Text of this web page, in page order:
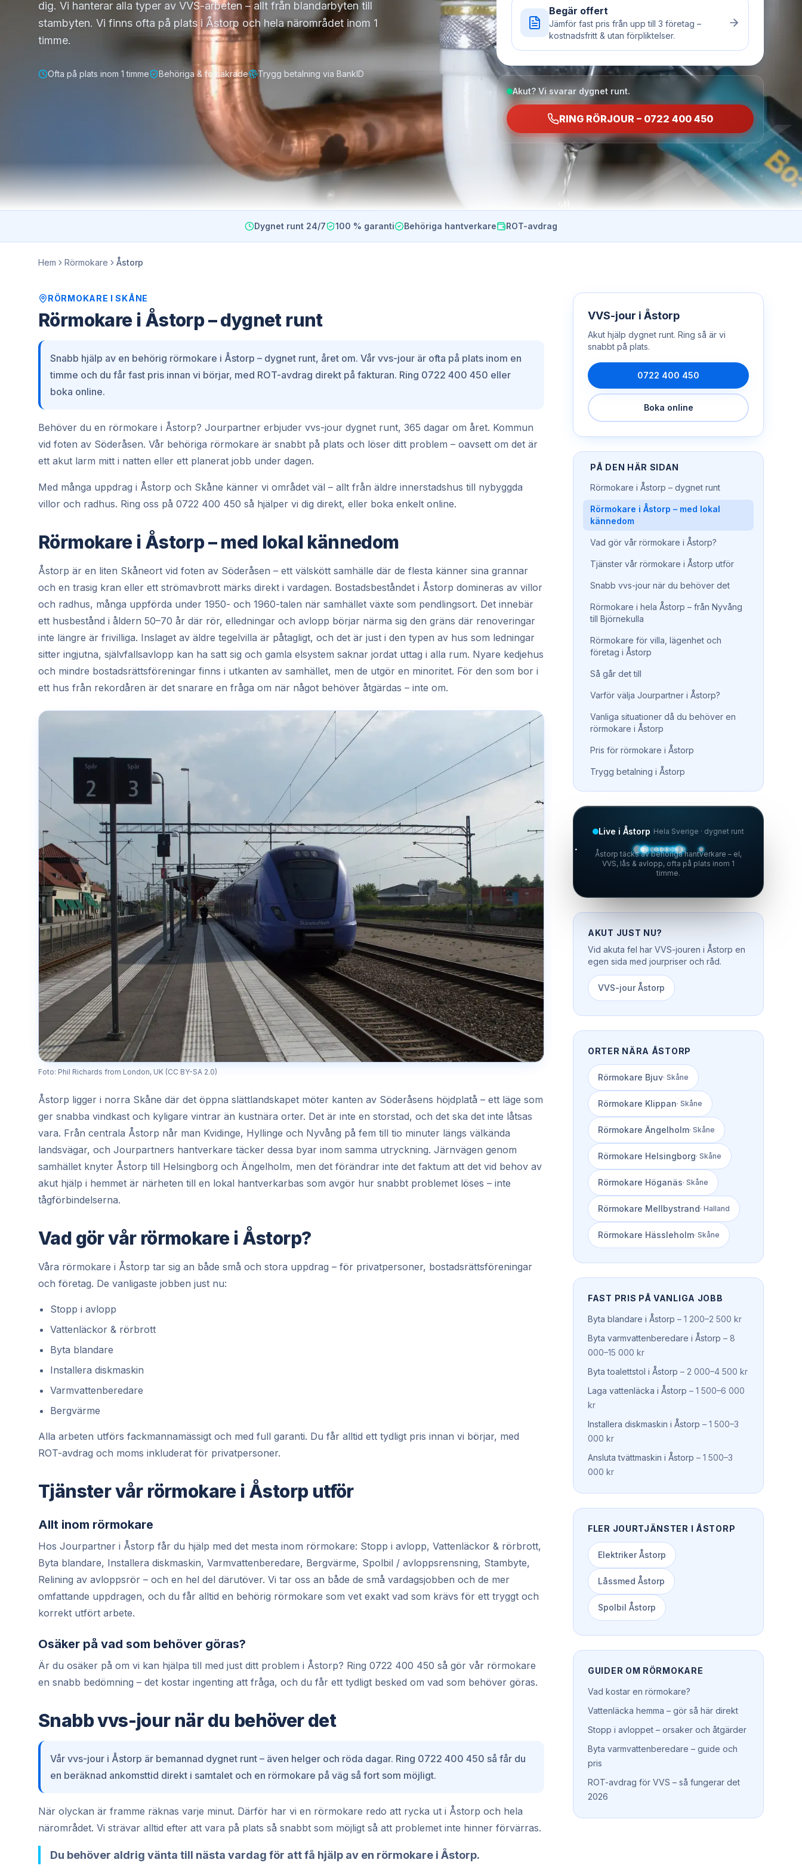
dig. Vi hanterar alla typer av VVS-arbeten – allt från blandarbyten till
stambyten. Vi finns ofta på plats i Åstorp och hela närområdet inom 1
timme.
Ofta på plats inom 1 timme Behöriga & försäkrade Trygg betalning via BankID
Begär offert
Jämför fast pris från upp till 3 företag –
kostnadsfritt & utan förpliktelser.
Akut? Vi svarar dygnet runt.
RING RÖRJOUR – 0722 400 450
Dygnet runt 24/7 100 % garanti Behöriga hantverkare ROT-avdrag
Hem Rörmokare Åstorp
RÖRMOKARE ISKÅNE
Rörmokare i Åstorp – dygnet runt
Snabb hjälp av en behörig rörmokare i Åstorp – dygnet runt, året om. Vår vvs-jour är ofta på plats inom en
timme och du får fast pris innan vi börjar, med ROT-avdrag direkt på fakturan. Ring 0722 400 450 eller
boka online.
Behöver du en rörmokare i Åstorp? Jourpartner erbjuder vvs-jour dygnet runt, 365 dagar om året. Kommun
vid foten av Söderåsen. Vår behöriga rörmokare är snabbt på plats och löser ditt problem – oavsett om det är
ett akut larm mitt i natten eller ett planerat jobb under dagen.
Med många uppdrag i Åstorp och Skåne känner vi området väl – allt från äldre innerstadshus till nybyggda
villor och radhus. Ring oss på 0722 400 450 så hjälper vi dig direkt, eller boka enkelt online.
Rörmokare i Åstorp – med lokal kännedom
Åstorp är en liten Skåneort vid foten av Söderåsen – ett välskött samhälle där de flesta känner sina grannar
och en trasig kran eller ett strömavbrott märks direkt i vardagen. Bostadsbeståndet i Åstorp domineras av villor
och radhus, många uppförda under 1950- och 1960-talen när samhället växte som pendlingsort. Det innebär
ett husbestånd i åldern 50–70 år där rör, elledningar och avlopp börjar närma sig den gräns där renoveringar
inte längre är frivilliga. Inslaget av äldre tegelvilla är påtagligt, och det är just i den typen av hus som ledningar
sitter ingjutna, självfallsavlopp kan ha satt sig och gamla elsystem saknar jordat uttag i alla rum. Nyare kedjehus
och mindre bostadsrättsföreningar finns i utkanten av samhället, men de utgör en minoritet. För den som bor i
ett hus från rekordåren är det snarare en fråga om när något behöver åtgärdas – inte om.
Foto: Phil Richards from London, UK (CC BY-SA 2.0)
Åstorp ligger i norra Skåne där det öppna slättlandskapet möter kanten av Söderåsens höjdplatå – ett läge som
ger snabba vindkast och kyligare vintrar än kustnära orter. Det är inte en storstad, och det ska det inte låtsas
vara. Från centrala Åstorp når man Kvidinge, Hyllinge och Nyvång på fem till tio minuter längs välkända
landsvägar, och Jourpartners hantverkare täcker dessa byar inom samma utryckning. Järnvägen genom
samhället knyter Åstorp till Helsingborg och Ängelholm, men det förändrar inte det faktum att det vid behov av
akut hjälp i hemmet är närheten till en lokal hantverkarbas som avgör hur snabbt problemet löses – inte
tågförbindelserna.
Vad gör vår rörmokare i Åstorp?
Våra rörmokare i Åstorp tar sig an både små och stora uppdrag – för privatpersoner, bostadsrättsföreningar
och företag. De vanligaste jobben just nu:
Stopp i avlopp
Vattenläckor & rörbrott
Byta blandare
Installera diskmaskin
Varmvattenberedare
Bergvärme
Alla arbeten utförs fackmannamässigt och med full garanti. Du får alltid ett tydligt pris innan vi börjar, med
ROT-avdrag och moms inkluderat för privatpersoner.
Tjänster vår rörmokare i Åstorp utför
Allt inom rörmokare
Hos Jourpartner i Åstorp får du hjälp med det mesta inom rörmokare: Stopp i avlopp, Vattenläckor & rörbrott,
Byta blandare, Installera diskmaskin, Varmvattenberedare, Bergvärme, Spolbil / avloppsrensning, Stambyte,
Relining av avloppsrör – och en hel del därutöver. Vi tar oss an både de små vardagsjobben och de mer
omfattande uppdragen, och du får alltid en behörig rörmokare som vet exakt vad som krävs för ett tryggt och
korrekt utfört arbete.
Osäker på vad som behöver göras?
Är du osäker på om vi kan hjälpa till med just ditt problem i Åstorp? Ring 0722 400 450 så gör vår rörmokare
en snabb bedömning – det kostar ingenting att fråga, och du får ett tydligt besked om vad som behöver göras.
Snabb vvs-jour när du behöver det
Vår vvs-jour i Åstorp är bemannad dygnet runt – även helger och röda dagar. Ring 0722 400 450 så får du
en beräknad ankomsttid direkt i samtalet och en rörmokare på väg så fort som möjligt.
När olyckan är framme räknas varje minut. Därför har vi en rörmokare redo att rycka ut i Åstorp och hela
närområdet. Vi strävar alltid efter att vara på plats så snabbt som möjligt så att problemet inte hinner förvärras.
Du behöver aldrig vänta till nästa vardag för att få hjälp av en rörmokare i Åstorp.
VVS-jour i Åstorp
Akut hjälp dygnet runt. Ring så är vi
snabbt på plats.
0722 400 450
Boka online
PÅ DEN HÄR SIDAN
Rörmokare i Åstorp – dygnet runt
Rörmokare i Åstorp – med lokal
kännedom
Vad gör vår rörmokare i Åstorp?
Tjänster vår rörmokare i Åstorp utför
Snabb vvs-jour när du behöver det
Rörmokare i hela Åstorp – från Nyvång
till Björnekulla
Rörmokare för villa, lägenhet och
företag i Åstorp
Så går det till
Varför välja Jourpartner i Åstorp?
Vanliga situationer då du behöver en
rörmokare i Åstorp
Pris för rörmokare i Åstorp
Trygg betalning i Åstorp
Live i Åstorp Hela Sverige · dygnet runt
Åstorp täcks av behöriga hantverkare – el,
VVS, lås & avlopp, ofta på plats inom 1
timme.
AKUT JUST NU?
Vid akuta fel har VVS-jouren i Åstorp en
egen sida med jourpriser och råd.
VVS-jour Åstorp
ORTER NÄRA ÅSTORP
Rörmokare Bjuv· Skåne
Rörmokare Klippan· Skåne
Rörmokare Ängelholm· Skåne
Rörmokare Helsingborg· Skåne
Rörmokare Höganäs· Skåne
Rörmokare Mellbystrand· Halland
Rörmokare Hässleholm· Skåne
FAST PRIS PÅ VANLIGA JOBB
Byta blandare i Åstorp – 1 200–2 500 kr
Byta varmvattenberedare i Åstorp – 8
000–15 000 kr
Byta toalettstol i Åstorp – 2 000–4 500 kr
Laga vattenläcka i Åstorp – 1 500–6 000
kr
Installera diskmaskin i Åstorp – 1 500–3
000 kr
Ansluta tvättmaskin i Åstorp – 1 500–3
000 kr
FLER JOURTJÄNSTER I ÅSTORP
Elektriker Åstorp
Låssmed Åstorp
Spolbil Åstorp
GUIDER OM RÖRMOKARE
Vad kostar en rörmokare?
Vattenläcka hemma – gör så här direkt
Stopp i avloppet – orsaker och åtgärder
Byta varmvattenberedare – guide och
pris
ROT-avdrag för VVS – så fungerar det
2026